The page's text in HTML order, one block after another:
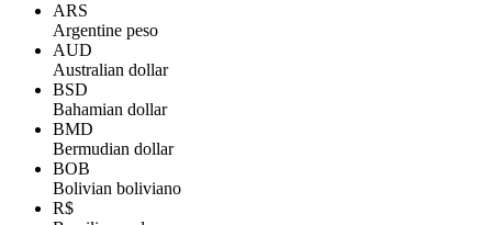
ARS
Argentine peso
AUD
Australian dollar
BSD
Bahamian dollar
BMD
Bermudian dollar
BOB
Bolivian boliviano
R$